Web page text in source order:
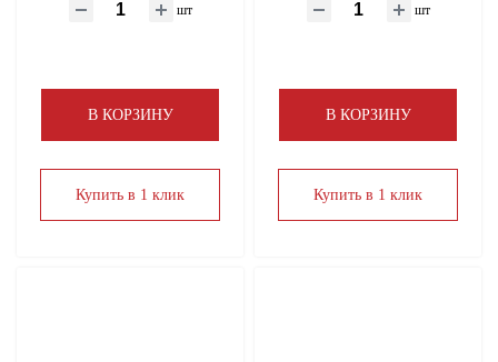
шт
В КОРЗИНУ
Купить в 1 клик
шт
В КОРЗИНУ
Купить в 1 клик